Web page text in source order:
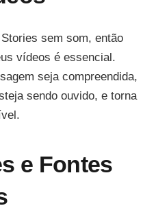
sem som, então
vídeos é essencial.
seja compreendida,
sendo ouvido, e torna
e Fontes